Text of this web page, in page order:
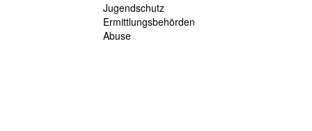
Jugendschutz
Ermittlungsbehörden
Abuse